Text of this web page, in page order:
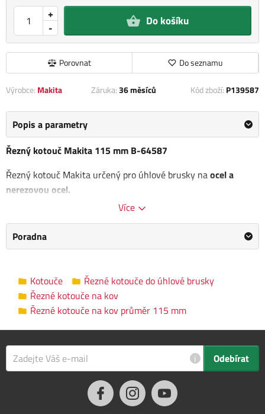
-
+ Do košíku
Porovnat Do seznamu
Výrobce: Makita Záruka:36 měsíců Kód zboží: P139587
Popis a parametry
Řezný kotouč Makita 115 mm B-64587
Řezný kotouč Makita určený pro úhlové brusky naocel a
nerezovou ocel.
Rozměr: 115 x 1,2 x 22,23 mm
Kategorie
Řezné kotouče na kov průměr 115 mm
Průměr kotouče
115 mm
Vnitřní průměr
22.23 mm
Tloušťka kotouče
1.2 mm
Upínání
Upínací matice M14
12.0 x 12.0 x 1.0 cm
Více
Poradna
Kotouče
Řezné kotouče do úhlové brusky
Řezné kotouče na kov
Řezné kotouče na kov průměr 115 mm
i Odebírat